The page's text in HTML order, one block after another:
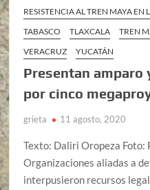
RESISTENCIA AL TREN MAYA EN
TABASCO
TLAXCALA TREN
VERACRUZ
YUCATÁN
Presentan amparo
por cinco
grieta 11 agosto, 2020
Texto: Daliri Oropeza Foto:
Organizaciones aliadas a
interpusieron recursos